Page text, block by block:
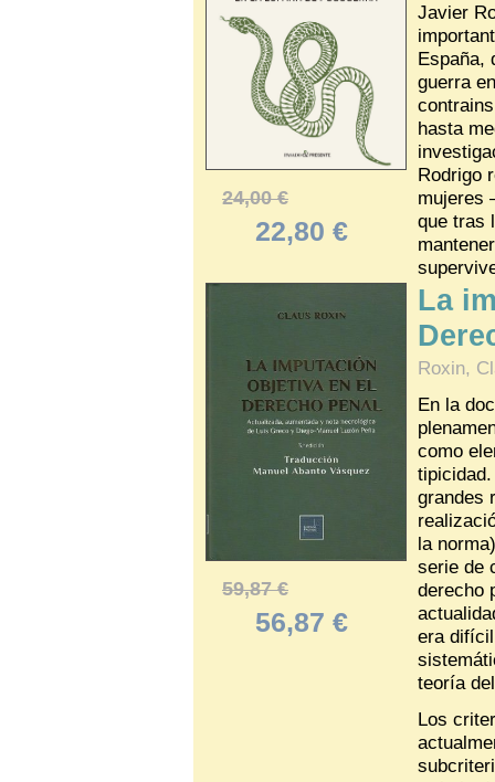
24,00 €
22,80 €
Javier
España,
guerra
hasta
Rodrigo
mujeres
que tras
59,87 €
56,87 €
La
Roxin,
En la
como
grandes
la
serie de
derecho
era
teoría
Los